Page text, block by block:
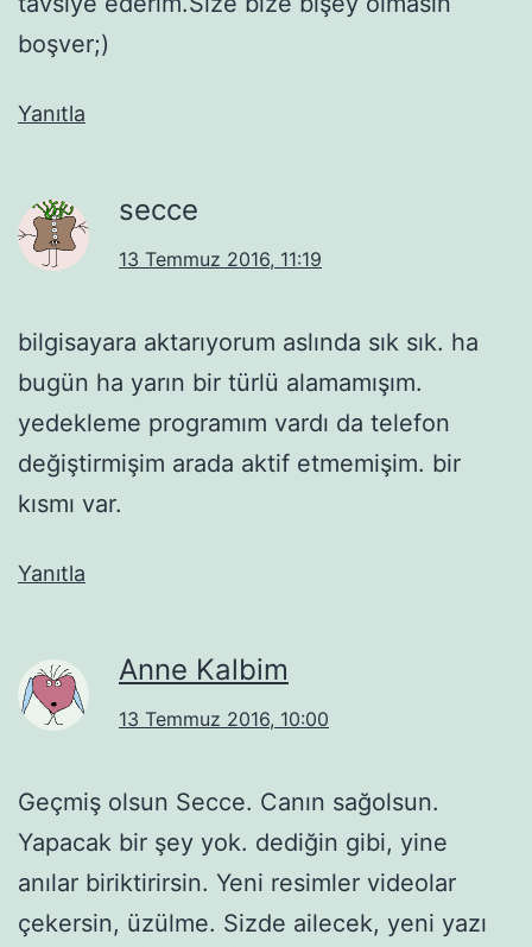
boşver;)
Yanıtla
secce
13 Temmuz 2016, 11:19
bilgisayara aktarıyorum aslında sık sık. ha
bugün ha yarın bir türlü alamamışım.
yedekleme programım vardı da telefon
değiştirmişim arada aktif etmemişim. bir
kısmı var.
Yanıtla
Anne Kalbim
13 Temmuz 2016, 10:00
Geçmiş olsun Secce. Canın sağolsun.
Yapacak bir şey yok. dediğin gibi, yine
anılar biriktirirsin. Yeni resimler videolar
çekersin, üzülme. Sizde ailecek, yeni yazı